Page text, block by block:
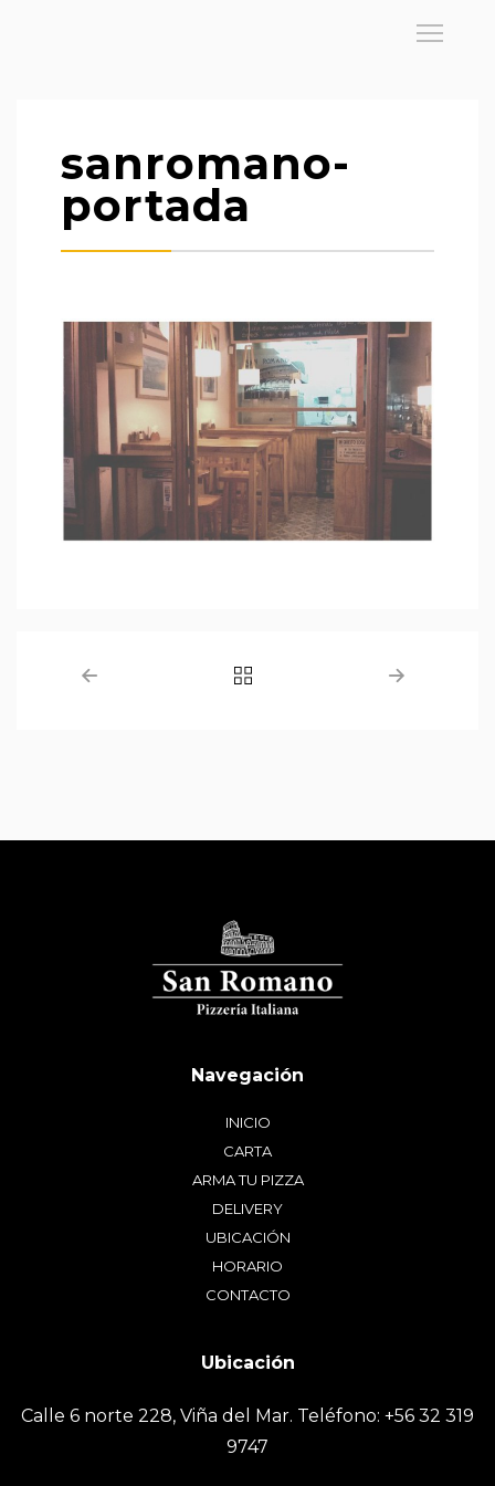
sanromano-
portada
INICIO
CARTA
ARMA TU PIZZA
DELIVERY
UBICACIÓN
HORARIO
CONTACTO
Calle 6 norte 228, Viña del Mar. Teléfono: +56 32 319
9747